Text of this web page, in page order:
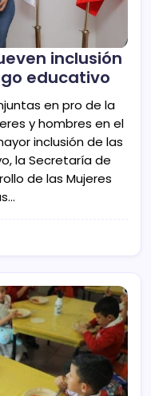
inclusión
educativo
en pro de la
y hombres en el
inclusión de las
la Secretaría de
de las Mujeres